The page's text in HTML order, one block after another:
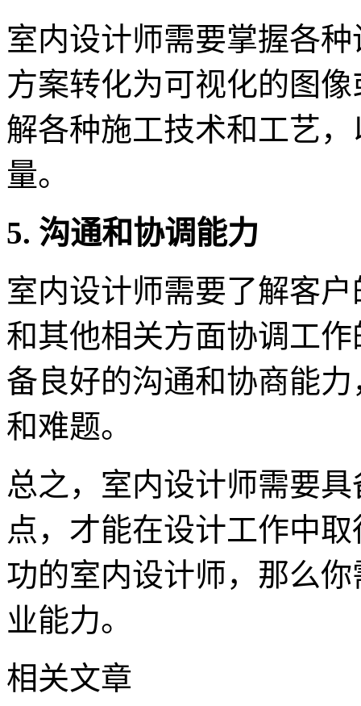
室内设计师需要掌握各
方案转化为可视化的图
解各种施工技术和工艺
量。
5. 沟通和协调能力
室内设计师需要了解客
和其他相关方面协调工
备良好的沟通和协商能
和难题。
总之，室内设计师需要
点，才能在设计工作中
功的室内设计师，那么
业能力。
相关文章